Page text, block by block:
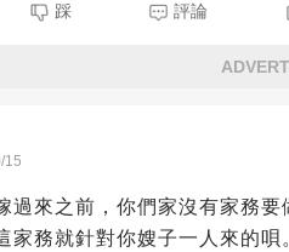
踩 評論
15
過來之前，你們家沒有家務
家務就針對你嫂子一人來的